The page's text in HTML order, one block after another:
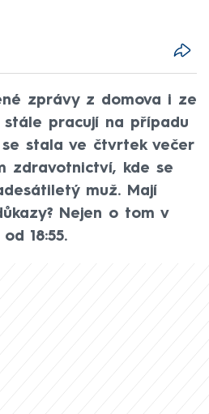
zprávy z domova i ze
stále pracují na případu
stala ve čtvrtek večer
zdravotnictví, kde se
muž. Mají
Nejen o tom v
18:55.